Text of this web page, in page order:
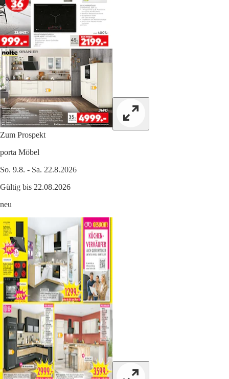
Zum Prospekt
porta Möbel
So. 9.8. - Sa. 22.8.2026
Gültig bis 22.08.2026
neu